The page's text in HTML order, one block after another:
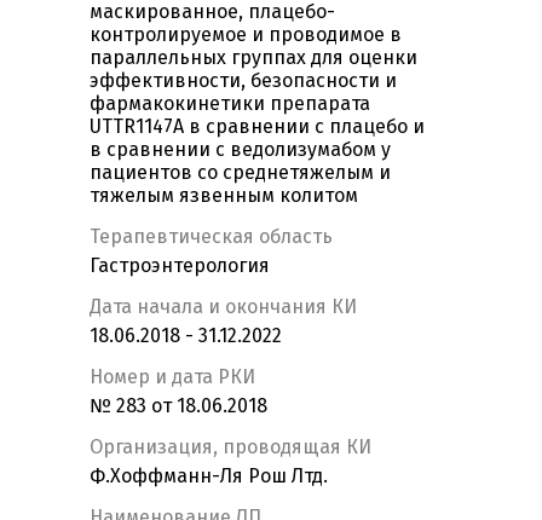
маскированное, плацебо-
контролируемое и проводимое в
параллельных группах для оценки
эффективности, безопасности и
фармакокинетики препарата
UTTR1147A в сравнении с плацебо и
в сравнении с ведолизумабом у
пациентов со среднетяжелым и
тяжелым язвенным колитом
Терапевтическая область
Гастроэнтерология
Дата начала и окончания КИ
18.06.2018 - 31.12.2022
Номер и дата РКИ
№ 283 от 18.06.2018
Организация, проводящая КИ
Ф.Хоффманн-Ля Рош Лтд.